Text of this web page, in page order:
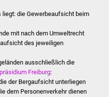
die Gewerbeaufsicht beim
mit nach dem Umweltrecht
des jeweiligen
ausschließlich die
Freiburg:
der Bergaufsicht unterliegen
dem Personenverkehr dienen